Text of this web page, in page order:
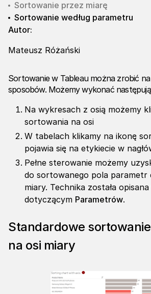
Sortowanie przez miarę
Sortowanie według parametru
Autor:
Mateusz Różański
Sortowanie w Tableau można zrobić
sposobów. Możemy wykonać
Na wykresach z osią możemy
sortowania na osi
W tabelach klikamy na ikonę
pojawia się na etykiecie w
Pełne sterowanie możemy
do sortowanego pola parametr
miary. Technika została
dotyczącym Parametrów.
Standardowe
na osi miary